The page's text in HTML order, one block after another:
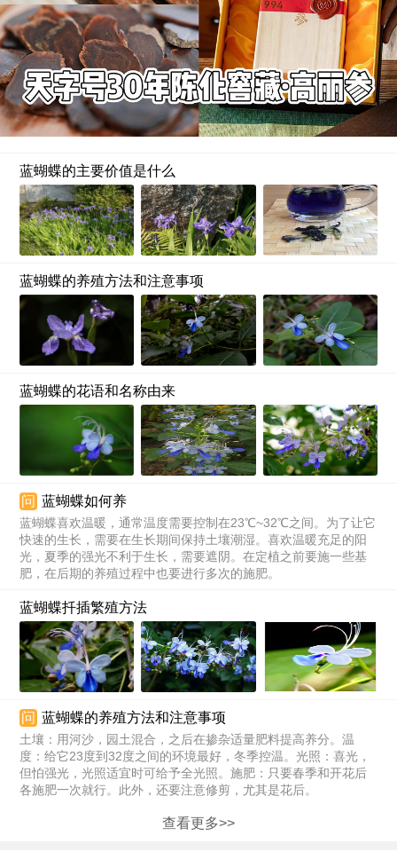
蓝蝴蝶的主要价值是什么
蓝蝴蝶的养殖方法和注意事项
蓝蝴蝶的花语和名称由来
问 蓝蝴蝶如何养
蓝蝴蝶喜欢温暖，通常温度需要控制在23℃~32℃之间。为了让它
快速的生长，需要在生长期间保持土壤潮湿。喜欢温暖充足的阳
光，夏季的强光不利于生长，需要遮阴。在定植之前要施一些基
肥，在后期的养殖过程中也要进行多次的施肥。
蓝蝴蝶扦插繁殖方法
问 蓝蝴蝶的养殖方法和注意事项
土壤：用河沙，园土混合，之后在掺杂适量肥料提高养分。温
度：给它23度到32度之间的环境最好，冬季控温。光照：喜光，
但怕强光，光照适宜时可给予全光照。施肥：只要春季和开花后
各施肥一次就行。此外，还要注意修剪，尤其是花后。
查看更多>>